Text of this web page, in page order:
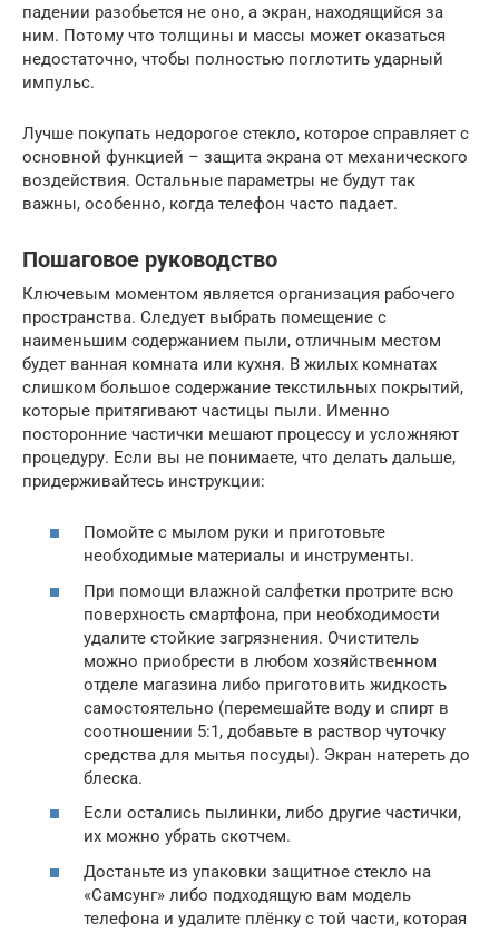
падении разобьется не оно, а экран, находящийся за
ним. Потому что толщины и массы может оказаться
недостаточно, чтобы полностью поглотить ударный
импульс.
Лучше покупать недорогое стекло, которое справляет с
основной функцией – защита экрана от механического
воздействия. Остальные параметры не будут так
важны, особенно, когда телефон часто падает.
Пошаговое руководство
Ключевым моментом является организация рабочего
пространства. Следует выбрать помещение с
наименьшим содержанием пыли, отличным местом
будет ванная комната или кухня. В жилых комнатах
слишком большое содержание текстильных покрытий,
которые притягивают частицы пыли. Именно
посторонние частички мешают процессу и усложняют
процедуру. Если вы не понимаете, что делать дальше,
придерживайтесь инструкции:
Помойте с мылом руки и приготовьте
необходимые материалы и инструменты.
При помощи влажной салфетки протрите всю
поверхность смартфона, при необходимости
удалите стойкие загрязнения. Очиститель
можно приобрести в любом хозяйственном
отделе магазина либо приготовить жидкость
самостоятельно (перемешайте воду и спирт в
соотношении 5:1, добавьте в раствор чуточку
средства для мытья посуды). Экран натереть до
блеска.
Если остались пылинки, либо другие частички,
их можно убрать скотчем.
Достаньте из упаковки защитное стекло на
«Самсунг» либо подходящую вам модель
телефона и удалите плёнку с той части, которая